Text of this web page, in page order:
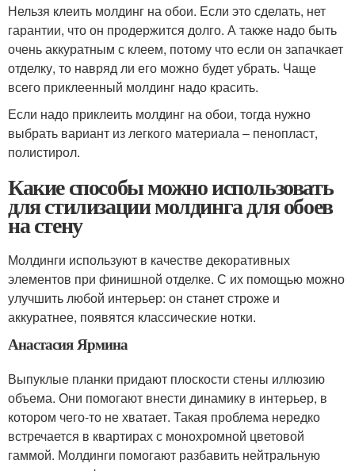
Нельзя клеить молдинг на обои. Если это сделать, нет
гарантии, что он продержится долго. А также надо быть
очень аккуратным с клеем, потому что если он запачкает
отделку, то навряд ли его можно будет убрать. Чаще
всего приклеенный молдинг надо красить.
Если надо приклеить молдинг на обои, тогда нужно
выбрать вариант из легкого материала – пенопласт,
полистирол.
Какие способы можно использовать
для стилизации молдинга для обоев
на стену
Молдинги используют в качестве декоративных
элементов при финишной отделке. С их помощью можно
улучшить любой интерьер: он станет строже и
аккуратнее, появятся классические нотки.
Анастасия Ярмина
Выпуклые планки придают плоскости стены иллюзию
объема. Они помогают внести динамику в интерьер, в
котором чего-то не хватает. Такая проблема нередко
встречается в квартирах с монохромной цветовой
гаммой. Молдинги помогают разбавить нейтральную